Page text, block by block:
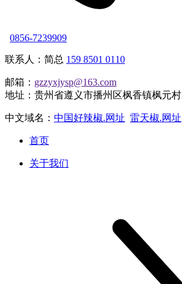
0856-7239909
联系人：简总 159 8501 0110
邮箱： gzzyxjysp@163.com
地址：贵州省遵义市播州区枫香镇枫元村
中文域名： 中国好辣椒.网址 雷天椒.网址
首页
关于我们